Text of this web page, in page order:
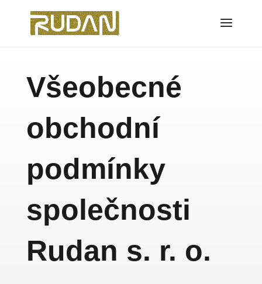
Všeobecné
obchodní
podmínky
společnosti
Rudan s. r. o.